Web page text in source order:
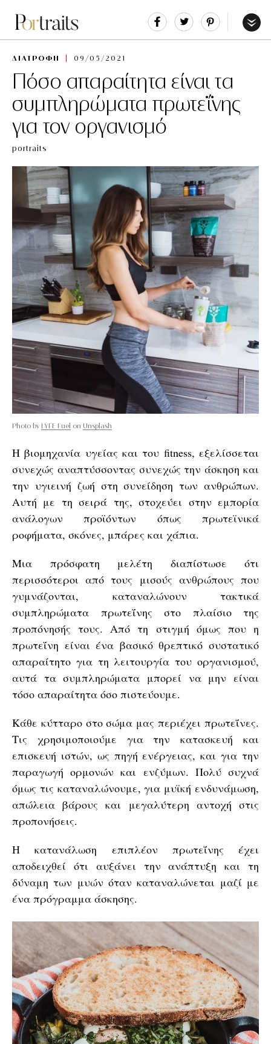
Share Tweet
ΔΙΑΤΡΟΦΗ 09/05/2021
Πόσο απαραίτητα είναι τα
συμπληρώματα πρωτεΐνης
για τον οργανισμό
portraits
Photo by LYFE Fuel on Unsplash
Η βιομηχανία υγείας και του fitness, εξελίσσεται
συνεχώς αναπτύσσοντας συνεχώς την άσκηση και
την υγιεινή ζωή στη συνείδηση των ανθρώπων.
Αυτή με τη σειρά της, ​​στοχεύει στην εμπορία
ανάλογων προϊόντων όπως πρωτεϊνικά
ροφήματα, σκόνες, μπάρες και χάπια.
Μια πρόσφατη μελέτη διαπίστωσε ότι
περισσότεροι από τους μισούς ανθρώπους που
γυμνάζονται, καταναλώνουν τακτικά
συμπληρώματα πρωτεΐνης στο πλαίσιο της
προπόνησής τους. Από τη στιγμή όμως που η
πρωτεΐνη είναι ένα βασικό θρεπτικό συστατικό
απαραίτητο για τη λειτουργία του οργανισμού,
αυτά τα συμπληρώματα μπορεί να μην είναι
τόσο απαραίτητα όσο πιστεύουμε.
Κάθε κύτταρο στο σώμα μας περιέχει πρωτεΐνες.
Τις χρησιμοποιούμε για την κατασκευή και
επισκευή ιστών, ως πηγή ενέργειας, και για την
παραγωγή ορμονών και ενζύμων. Πολύ συχνά
όμως τις καταναλώνουμε, για μυϊκή ενδυνάμωση,
απώλεια βάρους και μεγαλύτερη αντοχή στις
προπονήσεις.
Η κατανάλωση επιπλέον πρωτεΐνης έχει
αποδειχθεί ότι αυξάνει την ανάπτυξη και τη
δύναμη των μυών όταν καταναλώνεται μαζί με
ένα πρόγραμμα άσκησης.